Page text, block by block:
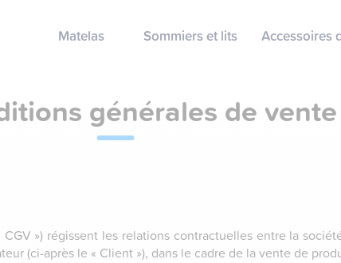
Matelas Sommiers et lits Accessoires
générales de vente
») régissent les relations contractuelles entre la
(ci-après le « Client »), dans le cadre de la vente de